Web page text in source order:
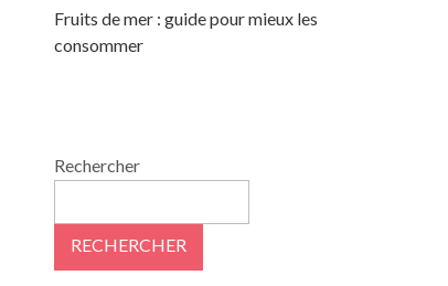
Fruits de mer : guide pour mieux les
consommer
Rechercher
RECHERCHER